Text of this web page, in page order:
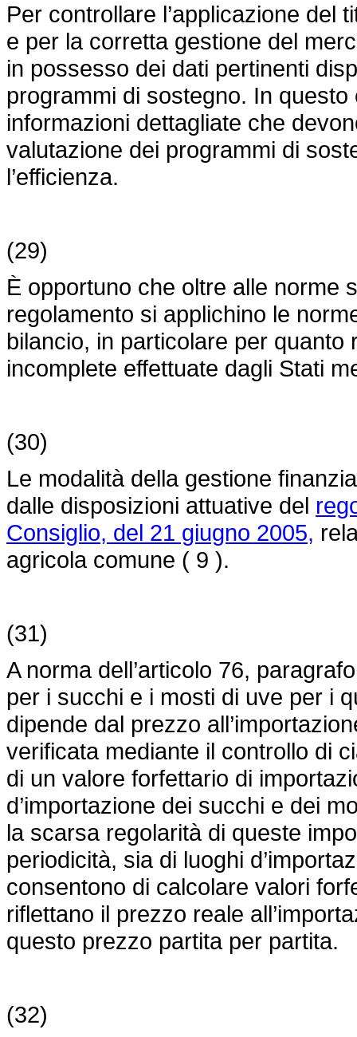
Per controllare l’applicazione del
e per la corretta gestione del
in possesso dei dati pertinenti
programmi di sostegno. In
informazioni dettagliate che
valutazione dei programmi di
l’efficienza.
(29)
È opportuno che oltre alle norme
regolamento si applichino le
bilancio, in particolare per
incomplete effettuate dagli Stati
(30)
Le modalità della gestione
dalle disposizioni attuative del
Consiglio, del 21 giugno 2005,
agricola comune ( 9 ).
(31)
A norma dell’articolo 76,
per i succhi e i mosti di uve per i
dipende dal prezzo
verificata mediante il controllo di
di un valore forfettario di
d’importazione dei succhi e dei
la scarsa regolarità di queste
periodicità, sia di luoghi
consentono di calcolare valori
riflettano il prezzo reale
questo prezzo partita per partita.
(32)